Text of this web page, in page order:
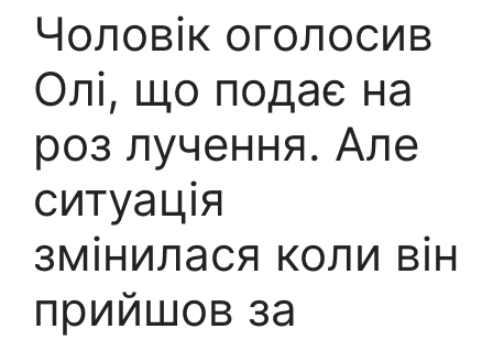
Чоловік оголосив
Олі, що подає на
роз лучення. Але
ситуація
змінилася коли він
прийшов за